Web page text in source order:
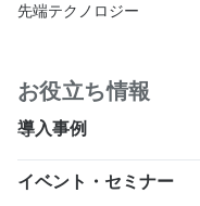
先端テクノロジー
お役立ち情報
導入事例
イベント・セミナー